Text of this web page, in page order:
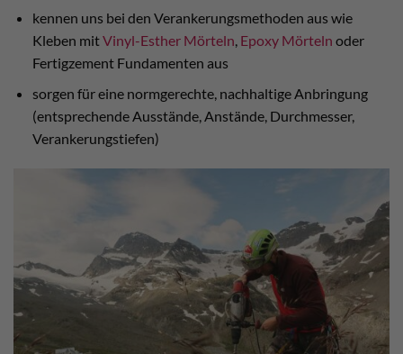
kennen uns bei den Verankerungsmethoden aus wie
Kleben mitVinyl-Esther Mörteln Epoxy Mörteln oder
Fertigzement Fundamenten aus
sorgen für eine normgerechte, nachhaltige Anbringung
(entsprechende Ausstände, Anstände, Durchmesser,
Verankerungstiefen)